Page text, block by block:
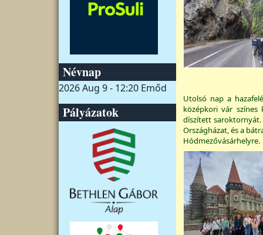
Névnap
2026 Aug 9 - 12:20 Emőd
Pályázatok
Utolsó nap a
középkori vár színes
díszített
Országházat, és a
Hódmezővásárhelyre.